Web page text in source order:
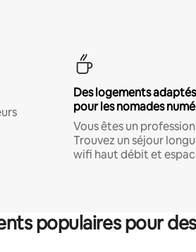
Des logements
pour les nomades
Vous êtes un
Trouvez un séjour
wifi haut débit et
populaires pour